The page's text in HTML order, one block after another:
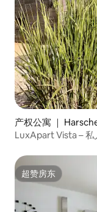
产权公寓 ｜
LuxApart Vista –
超赞房东
超赞房东